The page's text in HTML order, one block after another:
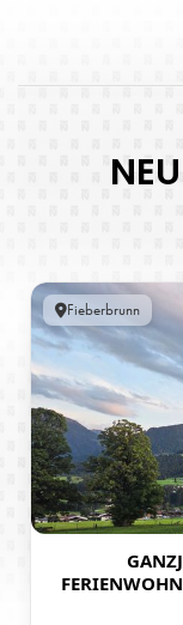
Fieberbrunn